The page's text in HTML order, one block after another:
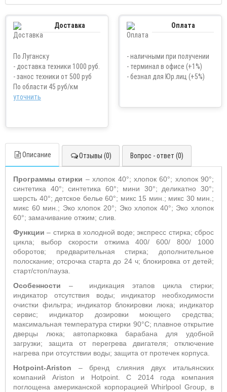
Доставка
По Луганску
- доставка техники 1000 руб.
- занос техники от 500 руб
По области 45 руб/км
уточнить
Оплата
- наличными при получении
- терминал в офисе (+1%)
- безнал для Юр.лиц (+5%)
Описание Отзывы (0) Вопрос - ответ (0)
Программы стирки – хлопок 40°; хлопок 60°; хлопок 90°;
синтетика 40°; синтетика 60°; мини 30°; деликатно 30°;
шерсть 40°; детское белье 60°; микс 15 мин.; микс 30 мин.;
микс 60 мин.; Эко хлопок 20°; Эко хлопок 40°; Эко хлопок
60°; замачивание отжим; слив.
Функции– стирка в холодной воде; экспресс стирка; сброс
цикла; выбор скорости отжима 400/ 600/ 800/ 1000
оборотов; предварительная стирка; дополнительное
полоскание; отсрочка старта до 24 ч; блокировка от детей;
старт/стоп/пауза.
Особенности –
индикация этапов цикла стирки;
индикатор отсутствия воды; индикатор необходимости
очистки фильтра; индикатор блокировки люка; индикатор
сервис; индикатор дозировки моющего средства;
максимальная температура стирки 90°С; плавное открытие
дверцы люка; автопарковка барабана для удобной
загрузки; защита от перегрева двигателя; отключение
нагрева при отсутствии воды; защита от протечек корпуса.
Hotpoint-Ariston – бренд слияния двух итальянских
компаний Ariston и Hotpoint. С 2014 года компания
поглощена американской корпорацией Whirlpool Group, в